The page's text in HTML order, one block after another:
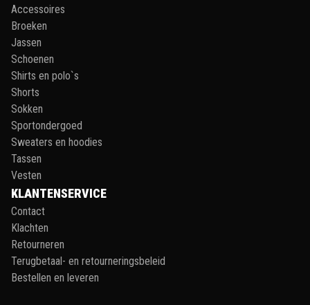
Accessoires
Broeken
Jassen
Schoenen
Shirts en polo`s
Shorts
Sokken
Sportondergoed
Sweaters en hoodies
Tassen
Vesten
KLANTENSERVICE
Contact
Klachten
Retourneren
Terugbetaal- en retourneringsbeleid
Bestellen en leveren